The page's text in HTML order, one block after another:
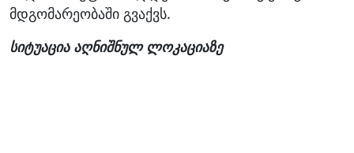
მდგომარეობაში გვაქვს.
სიტუაცია აღნიშნულ ლოკაციაზე